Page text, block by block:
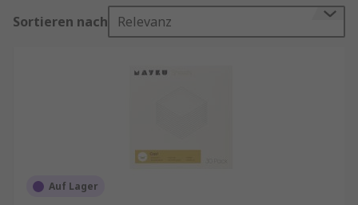
eine Maschine, die Ihre Produktionsprozesse
optimiert und die Qualität Ihrer Endprodukte
bringt. Dieses Verfahren ist besonders beliebt in
Branchen wie:
Sortieren nach Relevanz
Auf Lager